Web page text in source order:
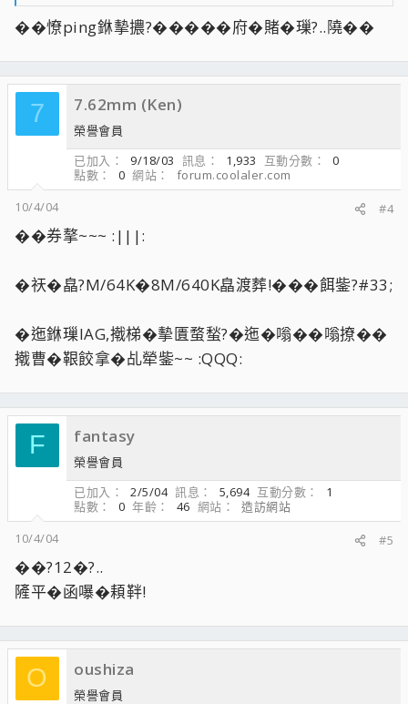
��憭ping銝摰擃?�����府�賭�璅?..隢��
7 7.62mm (Ken)
榮譽會員
已加入
9/18/03 訊息 1,933 互動分數
0
點數
0 網站
forum.coolaler.com
10/4/04
#4
��券摮~~~ :|||:
�祆�皛?M/64K�8M/640K皛渡葬!���餌鈭?#33;
�迤銝璅ΙAG,撠梯�摰匱蝥蝵?�迤�嗡��嗡撩��
撠曹�鞎餃拿�乩犖鈭~~ :QQQ:
F fantasy
榮譽會員
已加入
2/5/04 訊息 5,694 互動分數
1
點數
0 年齡 46 網站
造訪網站
10/4/04
#5
��?12�?..
隡平�函嚗�頛靽!
O oushiza
榮譽會員